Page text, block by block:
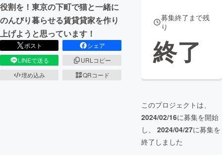
役割を！東京の下町で猫と一緒に
のんびり暮らせる賃貸貸家を作り
上げようと思っています！
ポスト
シェア
LINEで送る
URLコピー
埋め込み
QRコード
募集終了まで残
り
終了
このプロジェクトは、
2024/02/16に募集を開始
し、 2024/04/27に募集を
終了しました